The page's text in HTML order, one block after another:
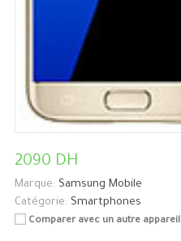
2090 DH
Marque: Samsung Mobile
Catégorie: Smartphones
Comparer avec un autre appareil